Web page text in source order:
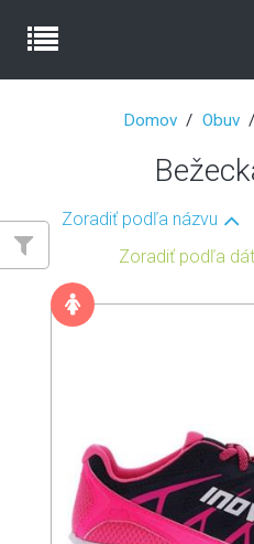
Domov Obuv
Zoradiť podľa názvu
Zoradiť podľa